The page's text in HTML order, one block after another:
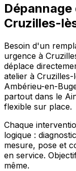
Cruzilles-
Besoin d'un
urgence à
déplace
atelier à
Ambérieu-en-
partout dans le
flexible sur place.
Chaque
logique :
mesure, pose et
en service.
même.